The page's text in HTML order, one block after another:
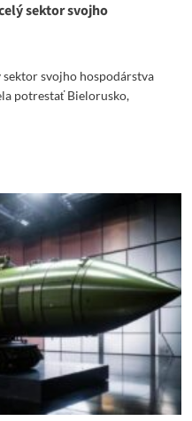
sektor svojho
sektor svojho hospodárstva
potrestať Bielorusko,